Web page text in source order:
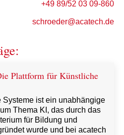
+49 89/52 03 09-860
schroeder@acatech.de
Plattform für Künstliche
Systeme ist ein unabhängige
Thema KI, das durch das
für Bildung und
wurde und bei acatech